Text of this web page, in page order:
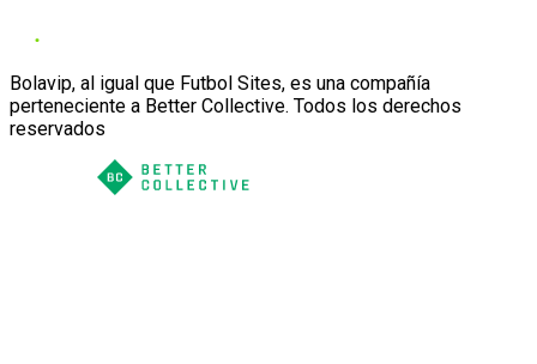
Bolavip, al igual que Futbol Sites, es una compañía
perteneciente a Better Collective. Todos los derechos
reservados